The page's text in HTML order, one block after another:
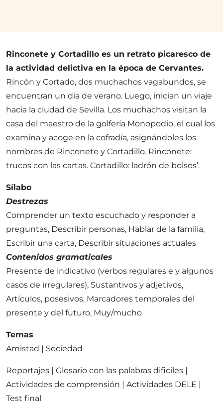
Rinconete y Cortadillo es un retrato picaresco de
la actividad delictiva en la época de Cervantes.
Rincón y Cortado, dos muchachos vagabundos, se
encuentran un dia de verano. Luego, inician un viaje
hacia la ciudad de Sevilla. Los muchachos visitan la
casa del maestro de la golfería Monopodio, el cual los
examina y acoge en la cofradía, asignándoles los
nombres de Rinconete y Cortadillo. Rinconete:
trucos con las cartas. Cortadillo: ladrón de bolsos’.
Sílabo
Destrezas
Comprender un texto escuchado y responder a
preguntas, Describir personas, Hablar de la familia,
Escribir una carta, Describir situaciones actuales
Contenidos gramaticales
Presente de indicativo (verbos regulares e y algunos
casos de irregulares), Sustantivos y adjetivos,
Artículos, posesivos, Marcadores temporales del
presente y del futuro, Muy/mucho
Temas
Amistad | Sociedad
Reportajes | Glosario con las palabras dificiles |
Actividades de comprensión | Actividades DELE |
Test final